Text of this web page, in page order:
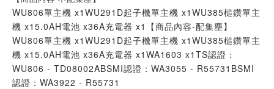
WU806單主機 x1WU291D起子機單主機 x1WU385槌鑽單主
機 x15.0AH電池 x36A充電器 x1【商品內容-配集塵】
WU806單主機 x1WU291D起子機單主機 x1WU385槌鑽單主
機 x15.0AH電池 x36A充電器 x1WA1603 x1TS認證：
WU806 - TD08002ABSMI認證：WA3055 - R55731BSMI
認證：WA3922 - R55731